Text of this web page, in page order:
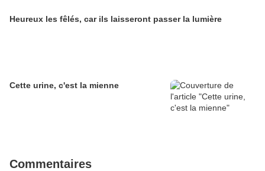
Heureux les fêlés, car ils laisseront passer la lumière
Cette urine, c'est la mienne
Commentaires